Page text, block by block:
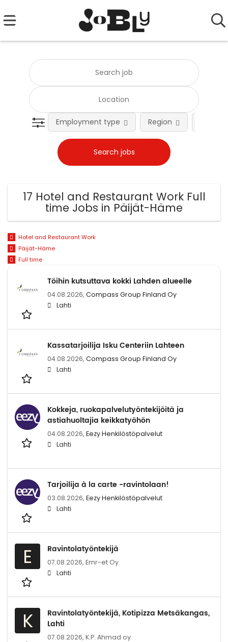
Employment type Region
17 Hotel and Restaurant Work Full
time Jobs in Päijät-Häme
Hotel and Restaurant Work
Päijät-Häme
Full time
Töihin kutsuttava kokki Lahden alueelle
04.08.2026, Compass Group Finland Oy
Lahti
Kassatarjoilija Isku Centeriin Lahteen
04.08.2026, Compass Group Finland Oy
Lahti
Kokkeja, ruokapalvelutyöntekijöitä ja
astiahuoltajia keikkatyöhön
04.08.2026, Eezy Henkilöstöpalvelut
Lahti
Tarjoilija à la carte -ravintolaan!
03.08.2026, Eezy Henkilöstöpalvelut
Lahti
E Ravintolatyöntekijä
07.08.2026, Emr-et Oy
Lahti
K
Ravintolatyöntekijä, Kotipizza Metsäkangas,
Lahti
07.08.2026, K.P. Ahmad oy